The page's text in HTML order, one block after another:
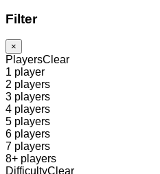
Filter
×
PlayersClear
1 player
2 players
3 players
4 players
5 players
6 players
7 players
8+ players
DifficultyClear